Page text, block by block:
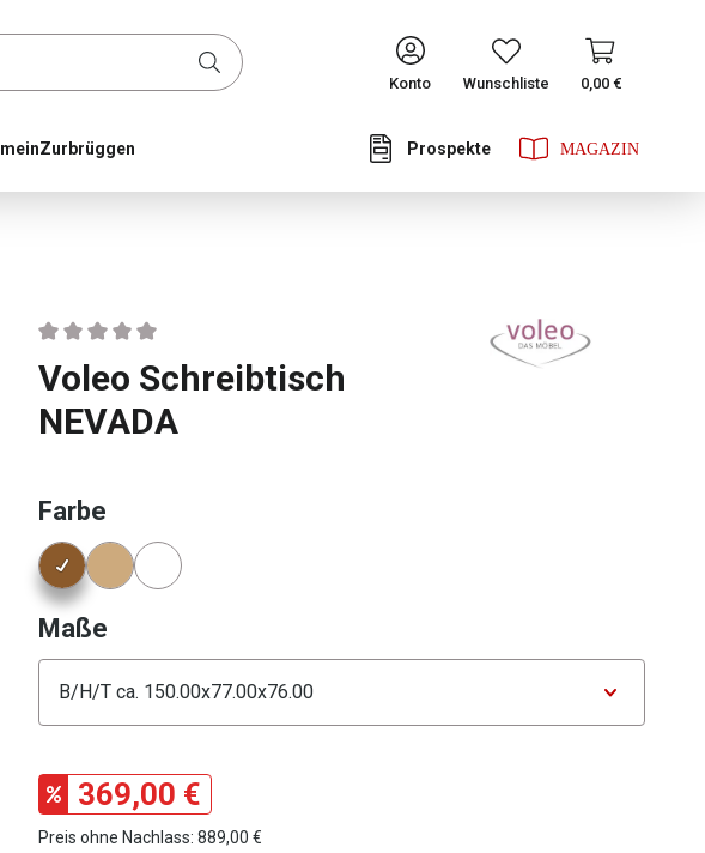
CONTINUE
Konto
Wunschliste 0,00 €
Prospekte
meinZurbrüggen
Durchschnittliche Bewertung von 0 von 5 Sternen
Voleo Schreibtisch
NEVADA
Farbe
Konfigurator Farbe
Maße
Konfigurator Maße
369,00 €
Preis ohne Nachlass: 889,00 €